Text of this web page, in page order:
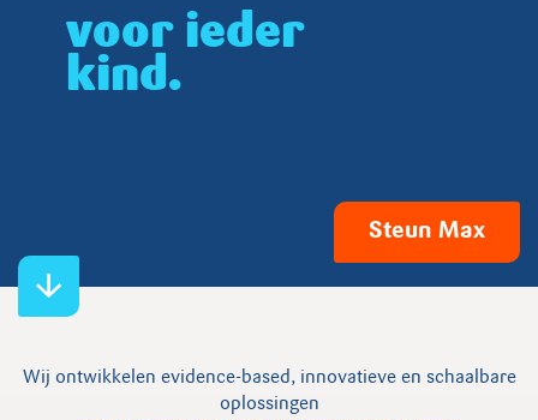
Steun Max
voor ieder
kind.
Wij ontwikkelen evidence-based, innovatieve en schaalbare
oplossingen